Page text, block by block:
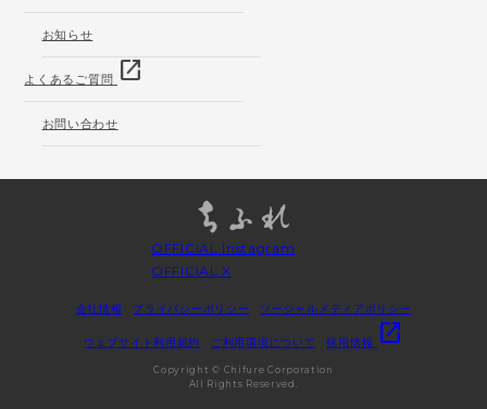
お知らせ
よくあるご質問 open_in_new
お問い合わせ
OFFICIAL Instagram
OFFICIAL X
会社情報 プライバシーポリシー ソーシャルメディアポリシー
ウェブサイト利用規約 ご利用環境について 採用情報 open_in_new
Copyright © Chifure Corporation
All Rights Reserved.